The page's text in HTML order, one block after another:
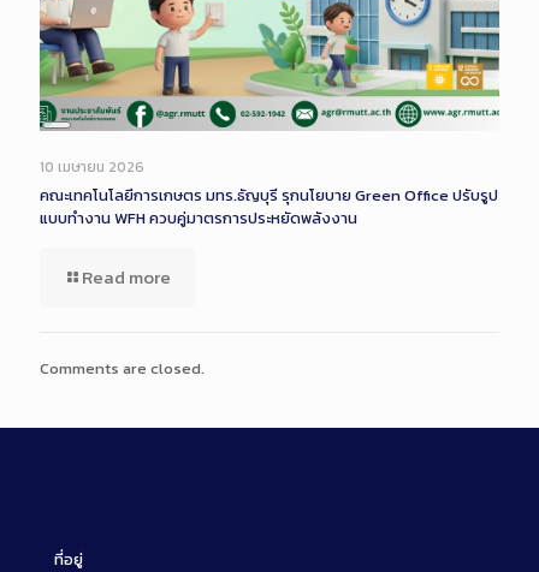
Long
Description
10 เมษายน 2026
คณะเทคโนโลยีการเกษตร มทร.ธัญบุรี รุกนโยบาย Green Office ปรับรูป
แบบทำงาน WFH ควบคู่มาตรการประหยัดพลังงาน
Read more
Comments are closed.
ที่อยู่